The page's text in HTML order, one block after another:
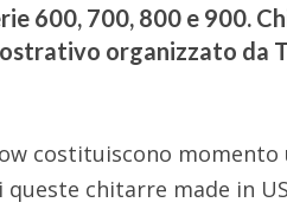
600, 700, 800 e 900.
organizzato da
costituiscono
chitarre made in